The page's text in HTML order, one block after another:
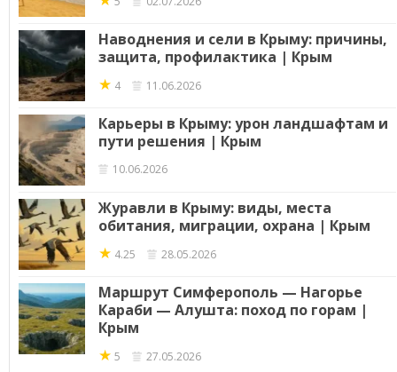
Наводнения и сели в Крыму: причины,
защита, профилактика | Крым
★ 4 11.06.2026
Карьеры в Крыму: урон ландшафтам и
пути решения | Крым
10.06.2026
Журавли в Крыму: виды, места
обитания, миграции, охрана | Крым
★ 4.25 28.05.2026
Маршрут Симферополь — Нагорье
Караби — Алушта: поход по горам |
Крым
★ 5 27.05.2026